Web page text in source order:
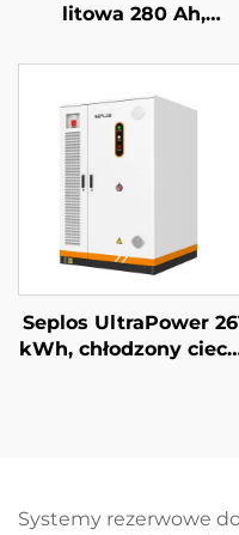
litowa 280 Ah,
magazynowania
energii dla domu, 51,2
V 14 kWh, bateria
litowo-żelazowo-
fosforanowa (LiFePO4)
Seplos UltraPower
kWh, chłodzony
zarządzanie termiczne
Systemy rezerwowe